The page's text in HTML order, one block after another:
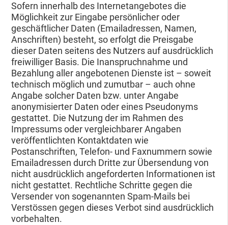
Sofern innerhalb des Internetangebotes die
Möglichkeit zur Eingabe persönlicher oder
geschäftlicher Daten (Emailadressen, Namen,
Anschriften) besteht, so erfolgt die Preisgabe
dieser Daten seitens des Nutzers auf ausdrücklich
freiwilliger Basis. Die Inanspruchnahme und
Bezahlung aller angebotenen Dienste ist – soweit
technisch möglich und zumutbar – auch ohne
Angabe solcher Daten bzw. unter Angabe
anonymisierter Daten oder eines Pseudonyms
gestattet. Die Nutzung der im Rahmen des
Impressums oder vergleichbarer Angaben
veröffentlichten Kontaktdaten wie
Postanschriften, Telefon- und Faxnummern sowie
Emailadressen durch Dritte zur Übersendung von
nicht ausdrücklich angeforderten Informationen ist
nicht gestattet. Rechtliche Schritte gegen die
Versender von sogenannten Spam-Mails bei
Verstössen gegen dieses Verbot sind ausdrücklich
vorbehalten.